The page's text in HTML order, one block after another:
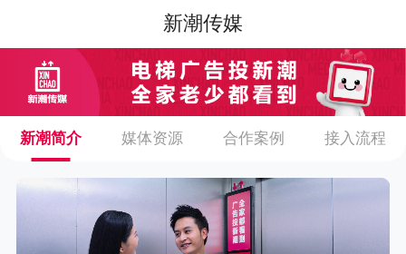
新潮传媒
新潮简介 媒体资源 合作案例 接入流程